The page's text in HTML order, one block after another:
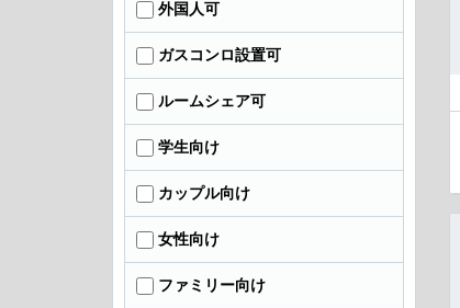
外国人可
ガスコンロ設置可
ルームシェア可
学生向け
カップル向け
女性向け
ファミリー向け